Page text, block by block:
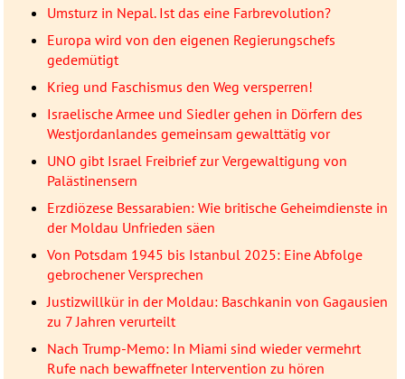
Umsturz in Nepal. Ist das eine Farbrevolution?
Europa wird von den eigenen Regierungschefs
gedemütigt
Krieg und Faschismus den Weg versperren!
Israelische Armee und Siedler gehen in Dörfern des
Westjordanlandes gemeinsam gewalttätig vor
UNO gibt Israel Freibrief zur Vergewaltigung von
Palästinensern
Erzdiözese Bessarabien: Wie britische Geheimdienste in
der Moldau Unfrieden säen
Von Potsdam 1945 bis Istanbul 2025: Eine Abfolge
gebrochener Versprechen
Justizwillkür in der Moldau: Baschkanin von Gagausien
zu 7 Jahren verurteilt
Nach Trump-Memo: In Miami sind wieder vermehrt
Rufe nach bewaffneter Intervention zu hören